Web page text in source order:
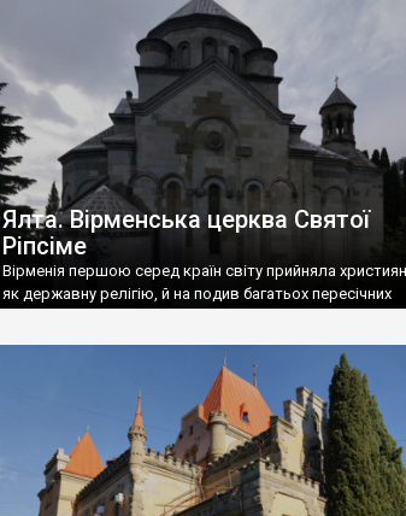
називаються «повстяками» (postaki)…” “Вино. Крим
виробляє відмінне вино і його вдосталь: воно все
легке біле і дуже […]
Ялта. Вірменська церква Святої
Ріпсіме
Вірменія першою серед країн світу прийняла
як державну релігію, й на подив багатьох пересічних